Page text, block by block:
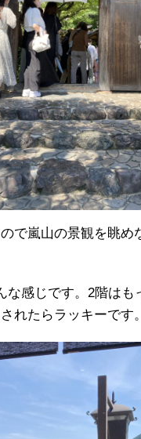
で嵐山の景観を眺め
な感じです。2階はも
れたらラッキーです。